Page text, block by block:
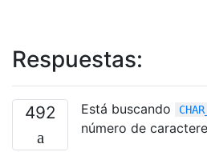
Respuestas:
492 Está buscando
número de